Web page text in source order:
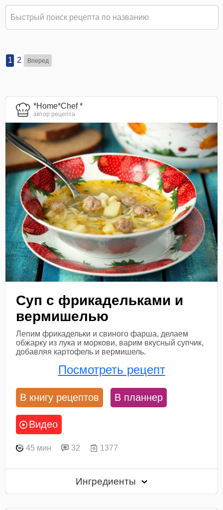
1 2 Вперед
*Home*Chef *
автор рецепта
Суп с фрикадельками и
вермишелью
Лепим фрикадельки и свиного фарша, делаем
обжарку из лука и моркови, варим вкусный супчик,
добавляя картофель и вермишель.
Посмотреть рецепт
В книгу рецептов В планнер
Видео
45 мин 32 1377
Ингредиенты